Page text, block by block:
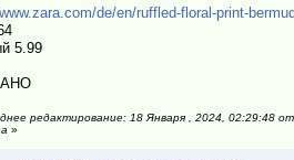
de/en/ruffled-floral-print-
5.99
редактирование: 18 Января , 2024, 02:29:48 от
»